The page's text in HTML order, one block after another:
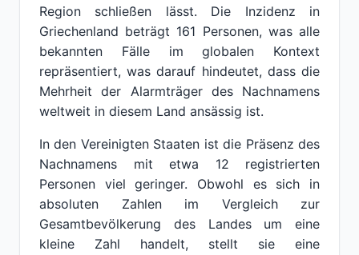
Region schließen lässt. Die Inzidenz in
Griechenland beträgt 161 Personen, was alle
bekannten Fälle im globalen Kontext
repräsentiert, was darauf hindeutet, dass die
Mehrheit der Alarmträger des Nachnamens
weltweit in diesem Land ansässig ist.
In den Vereinigten Staaten ist die Präsenz des
Nachnamens mit etwa 12 registrierten
Personen viel geringer. Obwohl es sich in
absoluten Zahlen im Vergleich zur
Gesamtbevölkerung des Landes um eine
kleine Zahl handelt, stellt sie eine